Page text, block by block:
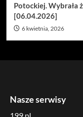
Potockiej. Wybrała
[06.04.2026]
6 kwietnia, 2026
Nasze serwisy